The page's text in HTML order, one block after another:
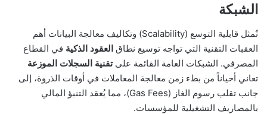
الشبكة
تُمثل قابلية التوسع (Scalability) وتكاليف معالجة البيانات أهم
العقبات التقنية التي تواجه توسيع نطاق العقود الذكية في القطاع
المصرفي. الشبكات العامة القائمة علىتقنية السجلات الموزعة
تعاني أحياناً من بطء زمن معالجة المعاملات في أوقات الذروة، إلى
جانب تقلب رسوم الغاز (Gas Fees)، مما يُعقد التنبؤ المالي
بالمصاريف التشغيلية للمؤسسات.